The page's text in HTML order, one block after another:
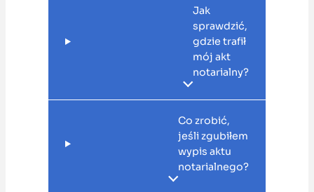
Jak
sprawdzić,
gdzie trafił
mój akt
notarialny?
Co zrobić,
jeśli zgubiłem
wypis aktu
notarialnego?